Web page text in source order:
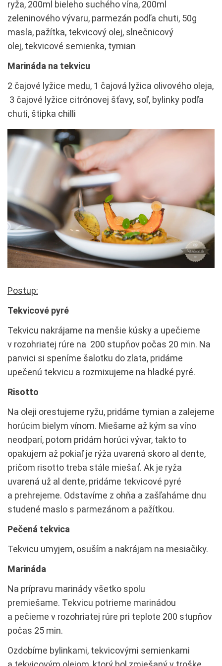
ryža, 200ml bieleho suchého vína, 200ml
zeleninového vývaru, parmezán podľa chuti, 50g
masla, pažítka, tekvicový olej, slnečnicový
olej, tekvicové semienka, tymian
Marináda na tekvicu
2 čajové lyžice medu, 1 čajová lyžica olivového oleja,
3 čajové lyžice citrónovej šťavy, soľ, bylinky podľa
chuti, štipka chilli
Postup:
Tekvicové pyré
Tekvicu nakrájame na menšie kúsky a upečieme
v rozohriatej rúre na 200 stupňov počas 20 min. Na
panvici si speníme šalotku do zlata, pridáme
upečenú tekvicu a rozmixujeme na hladké pyré.
Risotto
Na oleji orestujeme ryžu, pridáme tymian a zalejeme
horúcim bielym vínom. Miešame až kým sa víno
neodparí, potom pridám horúci vývar, takto to
opakujem až pokiaľ je rýža uvarená skoro al dente,
pričom risotto treba stále miešať. Ak je ryža
uvarená už al dente, pridáme tekvicové pyré
a prehrejeme. Odstavíme z ohňa a zašľaháme dnu
studené maslo s parmezánom a pažítkou.
Pečená tekvica
Tekvicu umyjem, osuším a nakrájam na mesiačiky.
Marináda
Na prípravu marinády všetko spolu
premiešame. Tekvicu potrieme marinádou
a pečieme v rozohriatej rúre pri teplote 200 stupňov
počas 25 min.
Ozdobíme bylinkami, tekvicovými semienkami